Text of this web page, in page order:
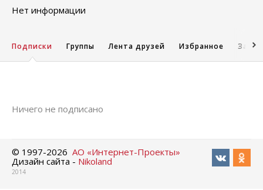
Нет информации
Подписки Группы Лента друзей Избранное
Ничего не подписано
© 1997-2026 АО «Интернет-Проекты»
Дизайн сайта - Nikoland
2014